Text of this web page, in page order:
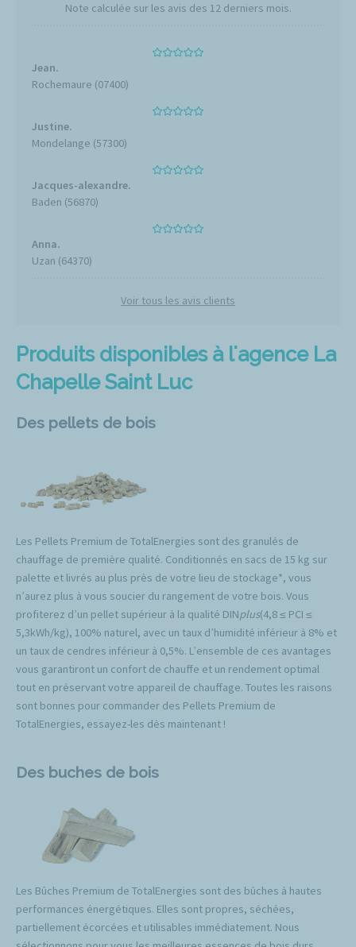
Produits disponibles à l'agence La
Chapelle Saint Luc
Des pellets de bois
Les Pellets Premium de TotalEnergies sont des granulés de
chauffage de première qualité. Conditionnés en sacs de 15 kg sur
palette et livrés au plus près de votre lieu de stockage*, vous
n’aurez plus à vous soucier du rangement de votre bois. Vous
profiterez d’un pellet supérieur à la qualité DINplus(4,8 ≤ PCI ≤
5,3kWh/kg), 100% naturel, avec un taux d’humidité inférieur à 8% et
un taux de cendres inférieur à 0,5%. L’ensemble de ces avantages
vous garantiront un confort de chauffe et un rendement optimal
tout en préservant votre appareil de chauffage. Toutes les raisons
sont bonnes pour commander des Pellets Premium de
TotalEnergies, essayez-les dès maintenant !
Des buches de bois
Les Bûches Premium de TotalEnergies sont des bûches à hautes
performances énergétiques. Elles sont propres, séchées,
partiellement écorcées et utilisables immédiatement. Nous
Note calculée sur les avis des 12 derniers mois.
Jean.
Rochemaure (07400)
Justine.
Mondelange (57300)
Jacques-alexandre.
Baden (56870)
Anna.
Uzan (64370)
Voir tous les avis clients